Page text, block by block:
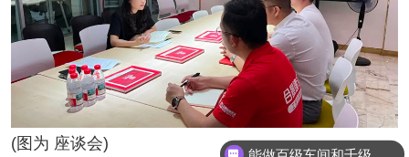
(图为 座谈会)